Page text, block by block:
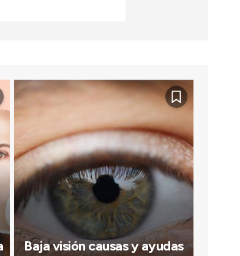
Baja visión causas y ayudas